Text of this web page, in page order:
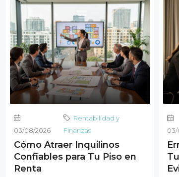
03/08/2026
Rentabilidad y
Finanzas
Cómo Atraer Inquilinos
Confiables para Tu Piso en
Renta
03/